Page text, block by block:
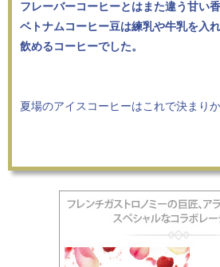
フレーバーコーヒーとはまた違う甘い
ベトナムコーヒー豆は練乳や牛乳を入
飲めるコーヒーでした。
夏場のアイスコーヒーはこれで決まり